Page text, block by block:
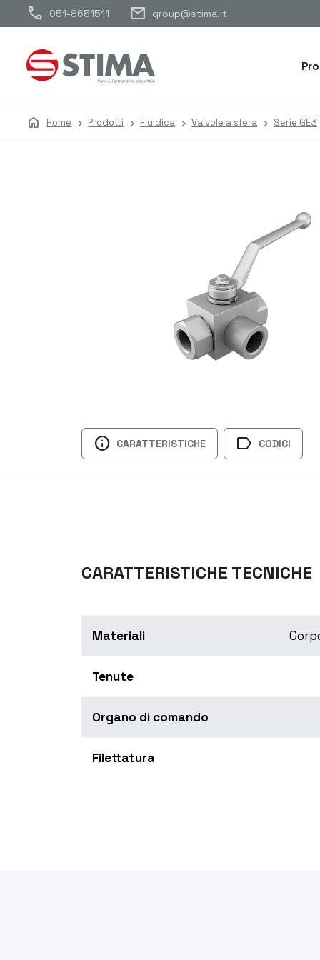
call 051-8651511 mail group@stima.it
home Home Prodotti Fluidica Valvole a sfera Serie GE3
info CARATTERISTICHE label CODICI
CARATTERISTICHE TECNICHE
Materiali
Tenute
Organo di comando
Filettatura